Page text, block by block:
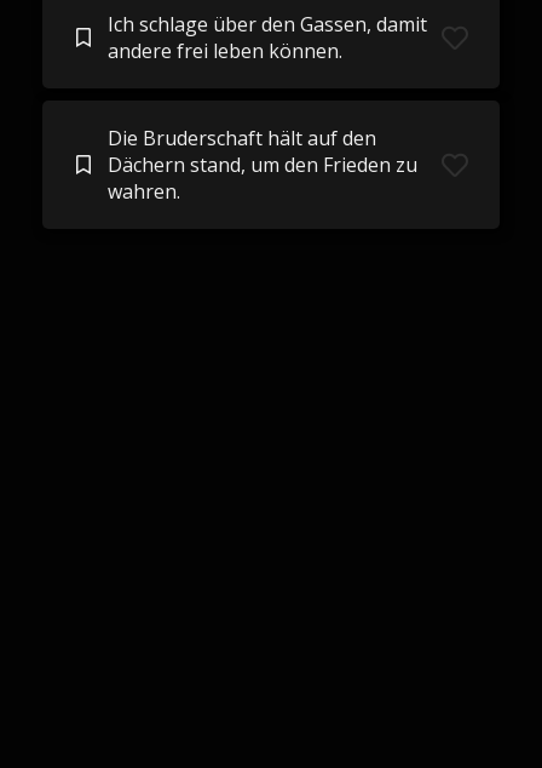
Ich schlage über den Gassen, damit
andere frei leben können.
Die Bruderschaft hält auf den
Dächern stand, um den Frieden zu
wahren.